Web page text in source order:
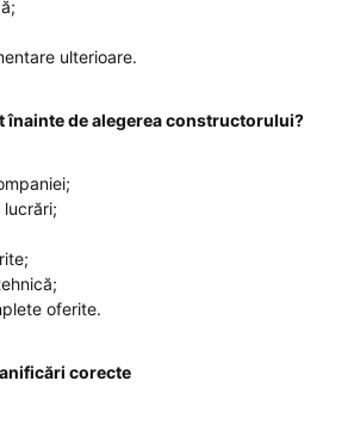
ulterioare.
înainte de alegerea constructorului?
oferite.
corecte